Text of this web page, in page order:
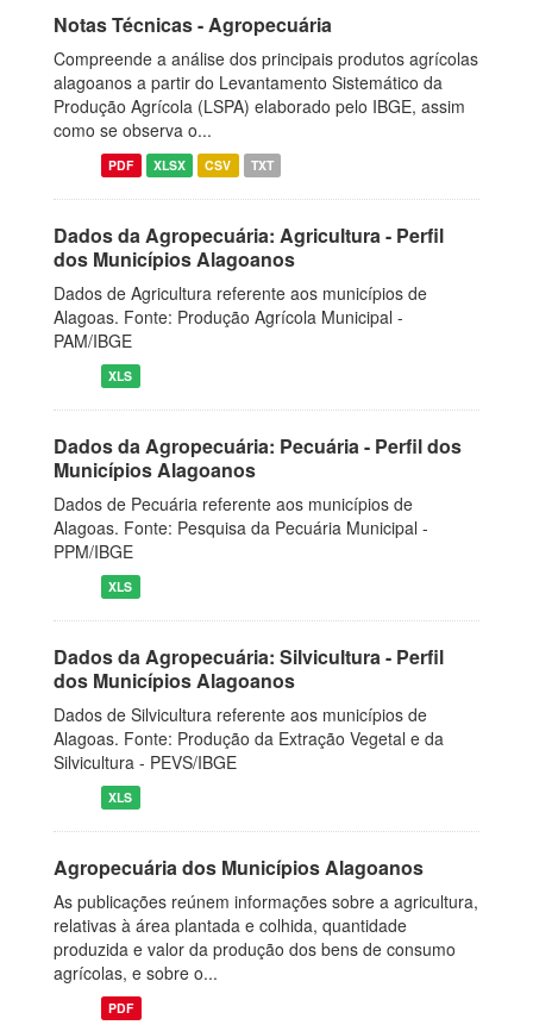
Notas Técnicas - Agropecuária
Compreende a análise dos principais produtos agrícolas
alagoanos a partir do Levantamento Sistemático da
Produção Agrícola (LSPA) elaborado pelo IBGE, assim
como se observa o...
PDF XLSX CSV TXT
Dados da Agropecuária: Agricultura - Perfil
dos Municípios Alagoanos
Dados de Agricultura referente aos municípios de
Alagoas. Fonte: Produção Agrícola Municipal -
PAM/IBGE
XLS
Dados da Agropecuária: Pecuária - Perfil dos
Municípios Alagoanos
Dados de Pecuária referente aos municípios de
Alagoas. Fonte: Pesquisa da Pecuária Municipal -
PPM/IBGE
XLS
Dados da Agropecuária: Silvicultura - Perfil
dos Municípios Alagoanos
Dados de Silvicultura referente aos municípios de
Alagoas. Fonte: Produção da Extração Vegetal e da
Silvicultura - PEVS/IBGE
XLS
Agropecuária dos Municípios Alagoanos
As publicações reúnem informações sobre a agricultura,
relativas à área plantada e colhida, quantidade
produzida e valor da produção dos bens de consumo
agrícolas, e sobre o...
PDF